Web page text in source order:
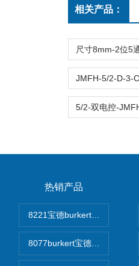
相关产品：
热销产品
8221宝德burkert电导率探头
8077burkert宝德椭圆齿轮脉